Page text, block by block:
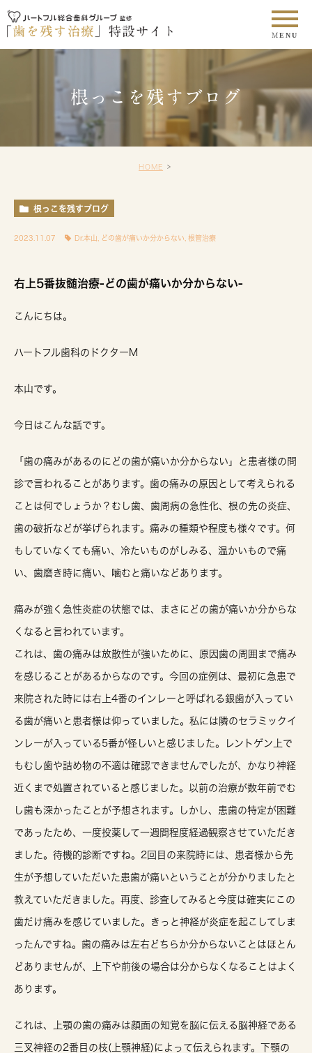
根っこを残すブログ
HOME
根っこを残すブログ
2023.11.07 Dr.本山 どの歯が痛いか分からない 根管治療
右上5番抜髄治療-どの歯が痛いか分からない-
こんにちは。
ハートフル歯科のドクターM
本山です。
今日はこんな話です。
「歯の痛みがあるのにどの歯が痛いか分からない」と患者様の問
診で言われることがあります。歯の痛みの原因として考えられる
ことは何でしょうか？むし歯、歯周病の急性化、根の先の炎症、
歯の破折などが挙げられます。痛みの種類や程度も様々です。何
もしていなくても痛い、冷たいものがしみる、温かいもので痛
い、歯磨き時に痛い、噛むと痛いなどあります。
痛みが強く急性炎症の状態では、まさにどの歯が痛いか分からな
くなると言われています。
これは、歯の痛みは放散性が強いために、原因歯の周囲まで痛み
を感じることがあるからなのです。今回の症例は、最初に急患で
来院された時には右上4番のインレーと呼ばれる銀歯が入ってい
る歯が痛いと患者様は仰っていました。私には隣のセラミックイ
ンレーが入っている5番が怪しいと感じました。レントゲン上で
もむし歯や詰め物の不適は確認できませんでしたが、かなり神経
近くまで処置されていると感じました。以前の治療が数年前でむ
し歯も深かったことが予想されます。しかし、患歯の特定が困難
であったため、一度投薬して一週間程度経過観察させていただき
ました。待機的診断ですね。2回目の来院時には、患者様から先
生が予想していただいた患歯が痛いということが分かりましたと
教えていただきました。再度、診査してみると今度は確実にこの
歯だけ痛みを感じていました。きっと神経が炎症を起こしてしま
ったんですね。歯の痛みは左右どちらか分からないことはほとん
どありませんが、上下や前後の場合は分からなくなることはよく
あります。
これは、上顎の歯の痛みは顔面の知覚を脳に伝える脳神経である
三叉神経の2番目の枝(上顎神経)によって伝えられます。下顎の